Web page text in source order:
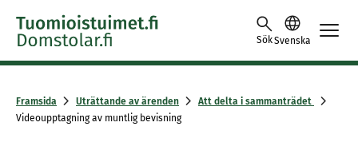
Skip to content -saavutettavuusohje
SökSvenska
Framsida Uträttande av ärenden
Att delta i sammanträdet
Videoupptagning av muntlig bevisning